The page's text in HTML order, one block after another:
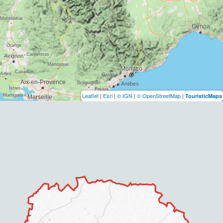
Leaflet | Esri | © IGN | © OpenStreetMap | TouristicMaps